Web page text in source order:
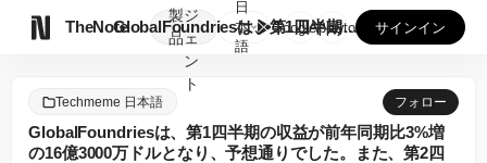
TheNote
製
品
ジ
ェ
ン
ト
GlobalFoundriesは、第1四半期の収益が前年同期...
日
本
語
GooglePlay
AppStore サインイン
Techmeme 日本語 フォロー
GlobalFoundriesは、第1四半期の収益が前年同期比3%増
の16億3000万ドルとなり、予想通りでした。また、第2四